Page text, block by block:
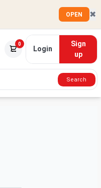
OPEN ✖
0
Login
Sign
up
Search